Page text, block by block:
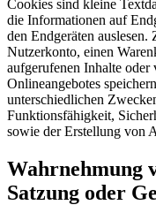
Cookies sind kleine
die Informationen auf
den Endgeräten
Nutzerkonto, einen
aufgerufenen Inhalte oder
Onlineangebotes
unterschiedlichen
Funktionsfähigkeit,
sowie der Erstellung von
Wahrnehmung
Satzung oder